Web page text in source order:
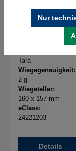
bis 2 kg
Tara
Wiegegenauigkeit:
2 g
Wiegeteller:
160 x 157 mm
eClass:
24221203
Details
Nur